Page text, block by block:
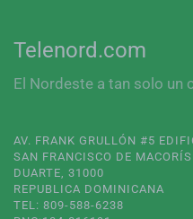
Telenord.com
El Nordeste a tan solo un
AV. FRANK GRULLÓN #5
SAN FRANCISCO DE MACORÍS
DUARTE, 31000
REPUBLICA DOMINICANA
TEL: 809-588-6238